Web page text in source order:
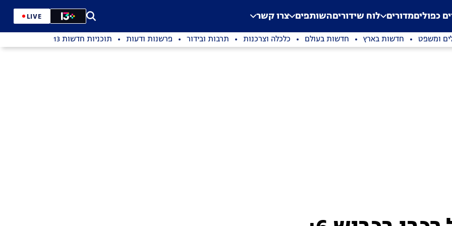
Application error: a
. כפוליםמדורים לוח שידוריםהשותפים צרו קשר LIVE
ומשפט חדשות בארץ חדשות בעולם כלכלה וצרכנות תרבות ובידור פרשנות ודעות תוכניות חדשות 13